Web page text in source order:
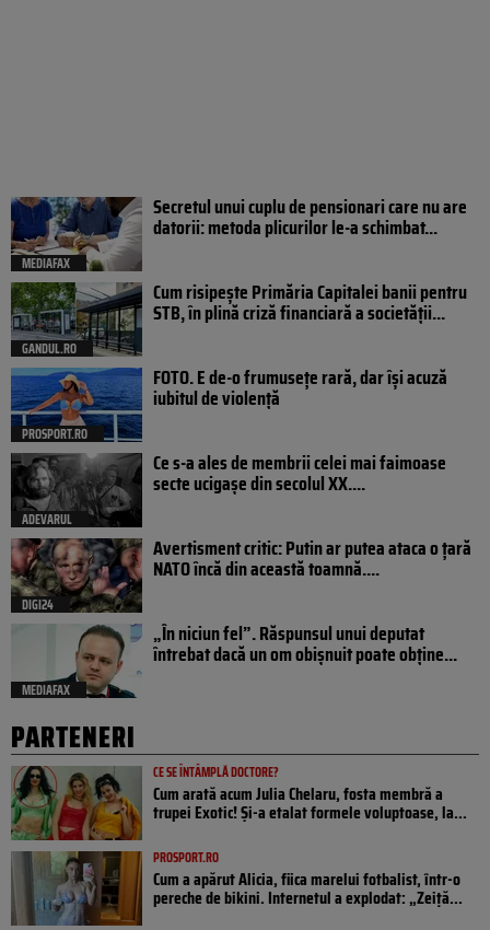
MEDIAFAX
Secretul unui cuplu de pensionari care nu are
datorii: metoda plicurilor le-a schimbat...
GANDUL.RO
Cum risipește Primăria Capitalei banii pentru
STB, în plină criză financiară a societății...
PROSPORT.RO
FOTO. E de-o frumusețe rară, dar își acuză
iubitul de violență
ADEVARUL
Ce s-a ales de membrii celei mai faimoase
secte ucigașe din secolul XX....
DIGI24
Avertisment critic: Putin ar putea ataca o țară
NATO încă din această toamnă....
MEDIAFAX
„În niciun fel”. Răspunsul unui deputat
întrebat dacă un om obișnuit poate obține...
PARTENERI
CE SE ÎNTÂMPLĂ DOCTORE?
Cum arată acum Julia Chelaru, fosta membră a
trupei Exotic! Și-a etalat formele voluptoase, la...
PROSPORT.RO
Cum a apărut Alicia, fiica marelui fotbalist, într-o
pereche de bikini. Internetul a explodat: „Zeiță...